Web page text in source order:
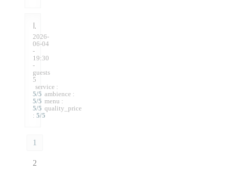
I
2026-
06-04
-
19:30
-
guests
5
service :
5/5 ambience :
5/5 menu :
5/5 quality_price
: 5/5
1
2